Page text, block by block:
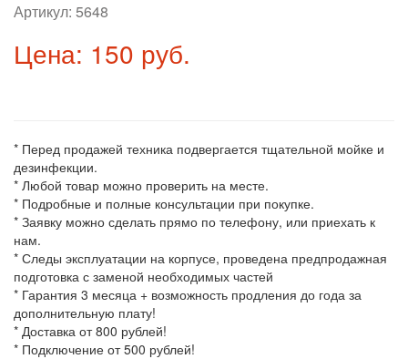
Артикул: 5648
Цена: 150 руб.
* Перед продажей техника подвергается тщательной мойке и
дезинфекции.
* Любой товар можно проверить на месте.
* Подробные и полные консультации при покупке.
* Заявку можно сделать прямо по телефону, или приехать к
нам.
* Следы эксплуатации на корпусе, проведена предпродажная
подготовка с заменой необходимых частей
* Гарантия 3 месяца + возможность продления до года за
дополнительную плату!
* Доставка от 800 рублей!
* Подключение от 500 рублей!